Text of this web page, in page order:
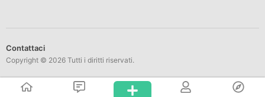
Contattaci
Copyright © 2026 Tutti i diritti riservati.